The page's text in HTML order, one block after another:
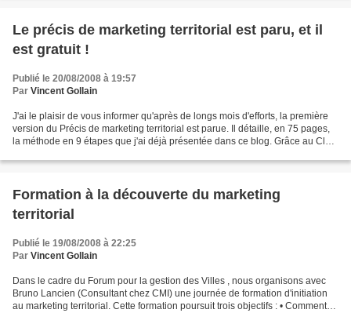
Le précis de marketing territorial est paru, et il
est gratuit !
Publié le 20/08/2008 à 19:57
Par Vincent Gollain
J'ai le plaisir de vous informer qu'après de longs mois d'efforts, la première
version du Précis de marketing territorial est parue. Il détaille, en 75 pages,
la méthode en 9 étapes que j'ai déjà présentée dans ce blog. Grâce au Club
Formation à la découverte du marketing
territorial
Publié le 19/08/2008 à 22:25
Par Vincent Gollain
Dans le cadre du Forum pour la gestion des Villes , nous organisons avec
Bruno Lancien (Consultant chez CMI) une journée de formation d'initiation
au marketing territorial. Cette formation poursuit trois objectifs : • Comment